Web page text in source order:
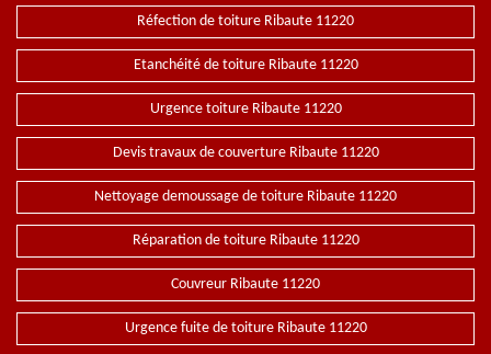
Réfection de toiture Ribaute 11220
Etanchéité de toiture Ribaute 11220
Urgence toiture Ribaute 11220
Devis travaux de couverture Ribaute 11220
Nettoyage demoussage de toiture Ribaute 11220
Réparation de toiture Ribaute 11220
Couvreur Ribaute 11220
Urgence fuite de toiture Ribaute 11220